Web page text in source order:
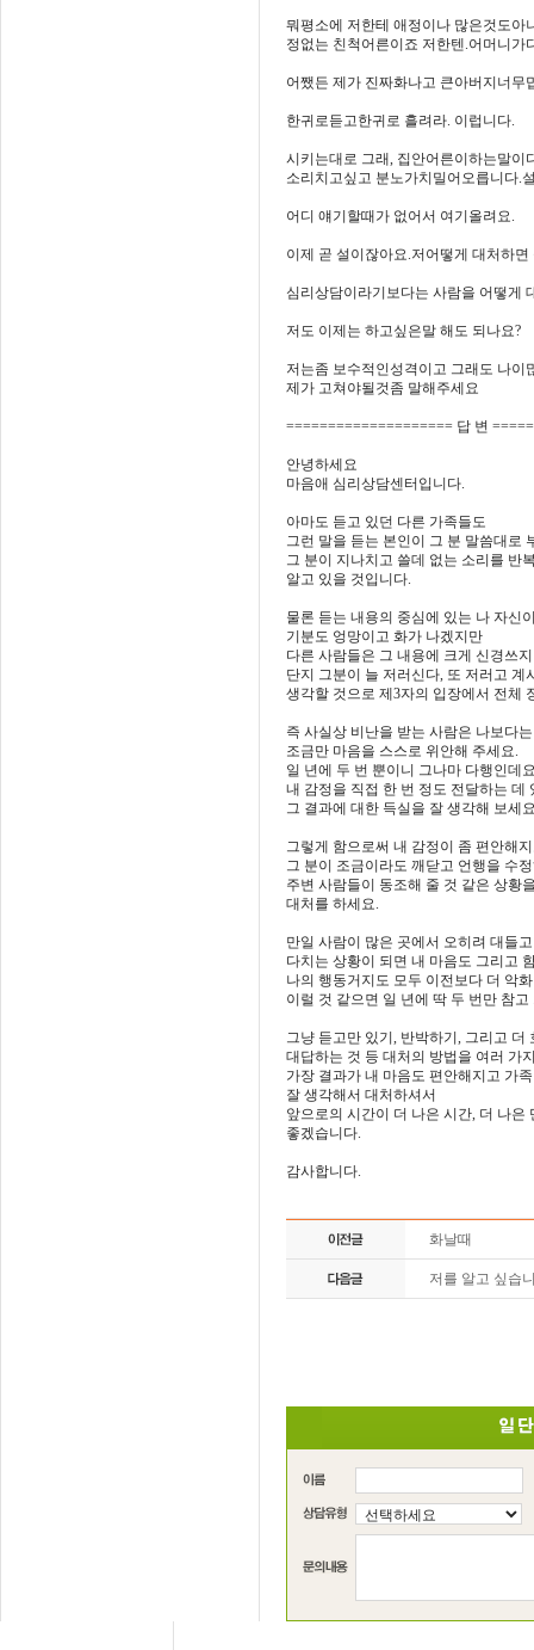
뭐평소에 저한테 애정이나 많은것도아
정없는 친척어른이죠 저한텐.어머니
어쨌든 제가 진짜화나고 큰아버지너
한귀로듣고한귀로 흘려라. 이럽니다.
시키는대로 그래, 집안어른이하는말이
소리치고싶고 분노가치밀어오릅니다.
어디 얘기할때가 없어서 여기올려요.
이제 곧 설이잖아요.저어떻게 대처하면
심리상담이라기보다는 사람을 어떻게
저도 이제는 하고싶은말 해도 되나요?
저는좀 보수적인성격이고 그래도 나
제가 고쳐야될것좀 말해주세요
==================== 답 변
안녕하세요
마음애 심리상담센터입니다.
아마도 듣고 있던 다른 가족들도
그런 말을 듣는 본인이 그 분 말씀대로
그 분이 지나치고 쓸데 없는 소리를 반
알고 있을 것입니다.
물론 듣는 내용의 중심에 있는 나 자신
기분도 엉망이고 화가 나겠지만
다른 사람들은 그 내용에 크게 신경쓰
단지 그분이 늘 저러신다, 또 저러고 계
생각할 것으로 제3자의 입장에서 전체
즉 사실상 비난을 받는 사람은 나보다
조금만 마음을 스스로 위안해 주세요.
일 년에 두 번 뿐이니 그나마 다행인데
내 감정을 직접 한 번 정도 전달하는 데
그 결과에 대한 득실을 잘 생각해 보세
그렇게 함으로써 내 감정이 좀 편안해
그 분이 조금이라도 깨닫고 언행을 수
주변 사람들이 동조해 줄 것 같은 상황
대처를 하세요.
만일 사람이 많은 곳에서 오히려 대들
다치는 상황이 되면 내 마음도 그리고
나의 행동거지도 모두 이전보다 더 악
이럴 것 같으면 일 년에 딱 두 번만 참
그냥 듣고만 있기, 반박하기, 그리고 더
대답하는 것 등 대처의 방법을 여러 가
가장 결과가 내 마음도 편안해지고 가
잘 생각해서 대처하셔서
앞으로의 시간이 더 나은 시간, 더 나은
좋겠습니다.
감사합니다.
화날때
저를 알고 싶습